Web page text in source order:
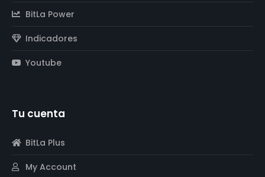
BitLa Power
Indicadores
Youtube
Tu cuenta
BitLa Plus
My Account